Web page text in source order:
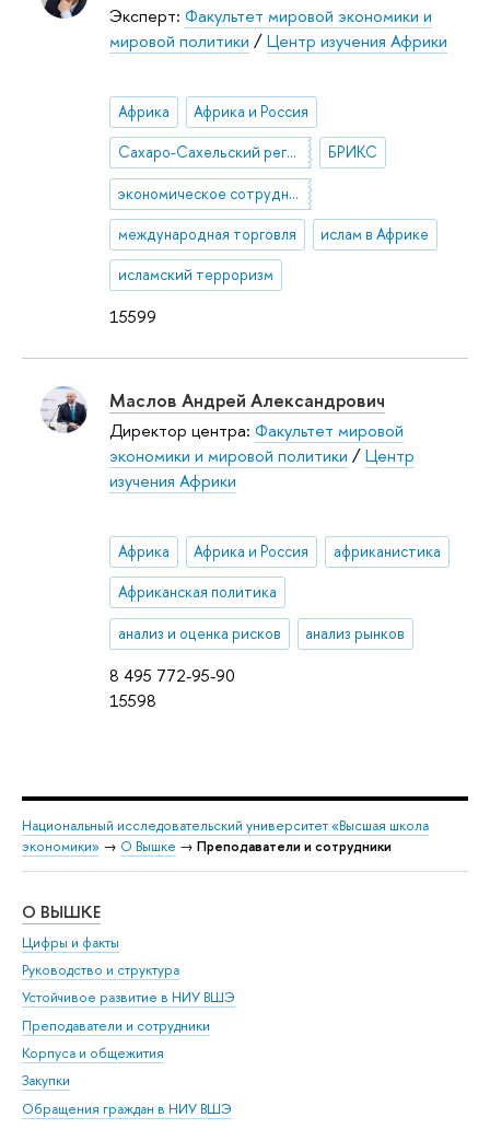
15599
Эксперт: Факультет мировой экономики и
мировой политики /Центр изучения Африки
Африка Африка и Россия
Сахаро-Сахельский регион БРИКС
экономическое сотрудничество государств
международная торговля ислам в Африке
исламский терроризм
8 495 772-95-90
15598
Маслов Андрей Александрович
Директор центра: Факультет мировой
экономики и мировой политики /Центр
изучения Африки
Африка Африка и Россия африканистика
Африканская политика
анализ и оценка рисков анализ рынков
Национальный исследовательский университет «Высшая школа
экономики» → О Вышке → Преподаватели и сотрудники
О ВЫШКЕ
Цифры и факты
Руководство и структура
Устойчивое развитие в НИУ ВШЭ
Преподаватели и сотрудники
Корпуса и общежития
Закупки
Обращения граждан в НИУ ВШЭ